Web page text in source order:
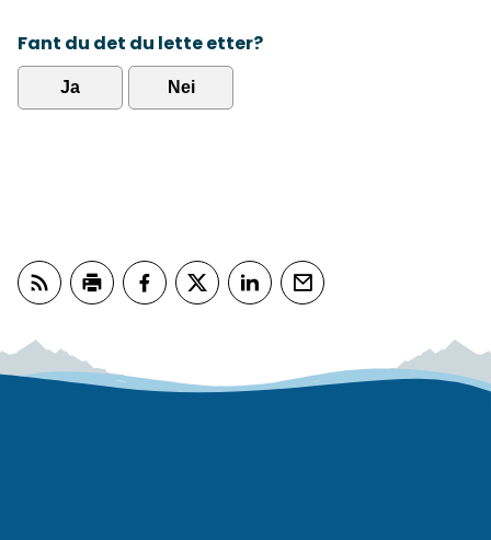
Fant du det du lette etter?
Ja Nei